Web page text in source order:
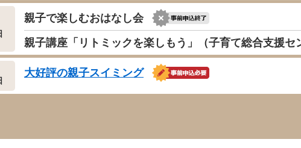
親子で楽しむおはなし会
親子講座「リトミックを楽しもう」（子育て総合支援セ
大好評の親子スイミング